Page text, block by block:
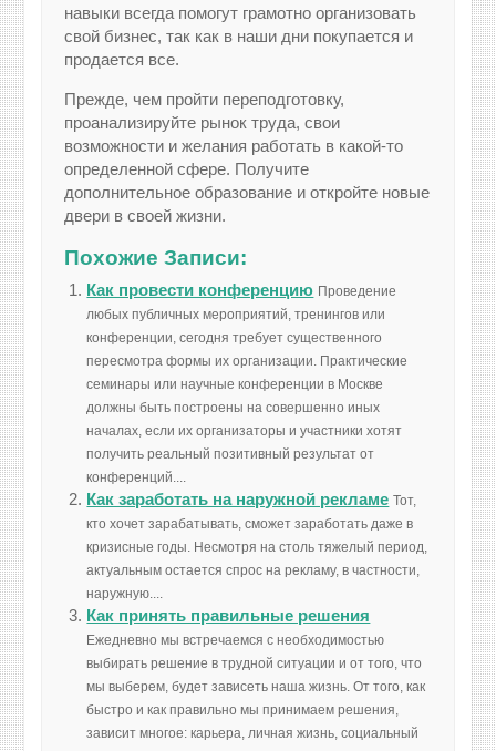
навыки всегда помогут грамотно организовать
свой бизнес, так как в наши дни покупается и
продается все.
Прежде, чем пройти переподготовку,
проанализируйте рынок труда, свои
возможности и желания работать в какой-то
определенной сфере. Получите
дополнительное образование и откройте новые
двери в своей жизни.
Похожие Записи:
Как провести конференцию Проведение
любых публичных мероприятий, тренингов или
конференции, сегодня требует существенного
пересмотра формы их организации. Практические
семинары или научные конференции в Москве
должны быть построены на совершенно иных
началах, если их организаторы и участники хотят
получить реальный позитивный результат от
конференций....
Как заработать на наружной рекламе Тот,
кто хочет зарабатывать, сможет заработать даже в
кризисные годы. Несмотря на столь тяжелый период,
актуальным остается спрос на рекламу, в частности,
наружную....
Как принять правильные решения
Ежедневно мы встречаемся с необходимостью
выбирать решение в трудной ситуации и от того, что
мы выберем, будет зависеть наша жизнь. От того, как
быстро и как правильно мы принимаем решения,
зависит многое: карьера, личная жизнь, социальный